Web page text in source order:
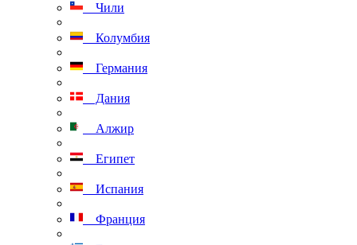
Чили
Колумбия
Германия
Дания
Алжир
Египет
Испания
Франция